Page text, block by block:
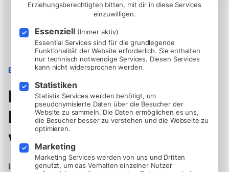
EFFIZIENZ
Beschleunige
Entscheidungen,
verbessere Ergebnisse.
In einer Zeit des schnellen Wandels ist Agilität
Erziehungsberechtigten bitten, mit dir in diese Services
einzuwilligen.
Essenziell (Immer aktiv)
Essential Services sind für die grundlegende
Funktionalität der Website erforderlich. Sie enthalten
nur technisch notwendige Services. Diesen Services
kann nicht widersprochen werden.
Statistiken
Statistik Services werden benötigt, um
pseudonymisierte Daten über die Besucher der
Website zu sammeln. Die Daten ermöglichen es uns,
die Besucher besser zu verstehen und die Webseite zu
optimieren.
Marketing
Marketing Services werden von uns und Dritten
genutzt, um das Verhalten einzelner Nutzer